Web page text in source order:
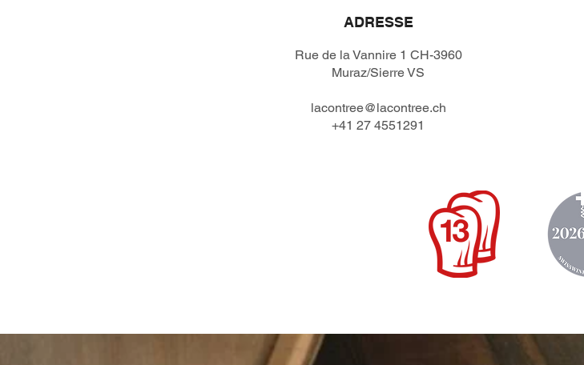
ADRESSE
Rue de la Vannire 1 CH-3960
Muraz/Sierre VS
lacontree@lacontree.ch
+41 27 4551291